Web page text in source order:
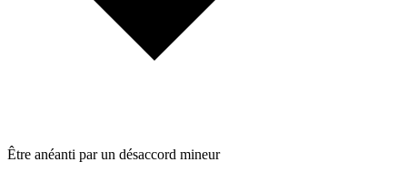
Être anéanti par un désaccord mineur